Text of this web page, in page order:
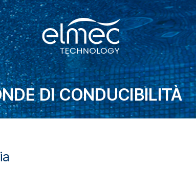
DI CONDUCIBILITÀ